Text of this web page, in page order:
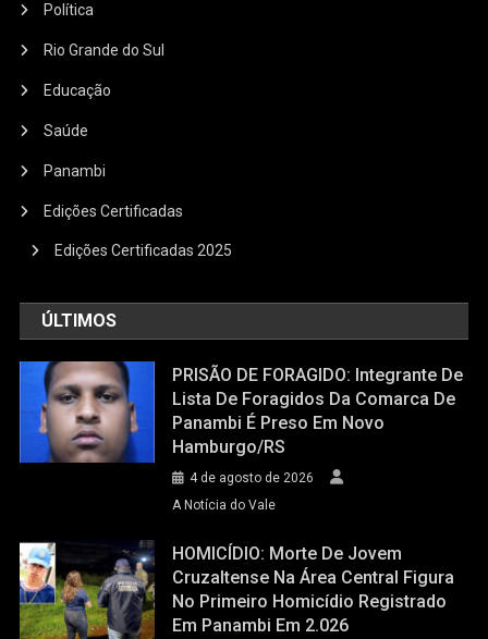
Política
Rio Grande do Sul
Educação
Saúde
Panambi
Edições Certificadas
Edições Certificadas 2025
ÚLTIMOS
PRISÃO DE FORAGIDO: Integrante De
Lista De Foragidos Da Comarca De
Panambi É Preso Em Novo
Hamburgo/RS
4 de agosto de 2026
A Notícia do Vale
HOMICÍDIO: Morte De Jovem
Cruzaltense Na Área Central Figura
No Primeiro Homicídio Registrado
Em Panambi Em 2.026